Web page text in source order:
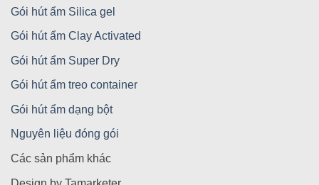
Gói hút ẩm Silica gel
Gói hút ẩm Clay Activated
Gói hút ẩm Super Dry
Gói hút ẩm treo container
Gói hút ẩm dạng bột
Nguyên liệu đóng gói
Các sản phẩm khác